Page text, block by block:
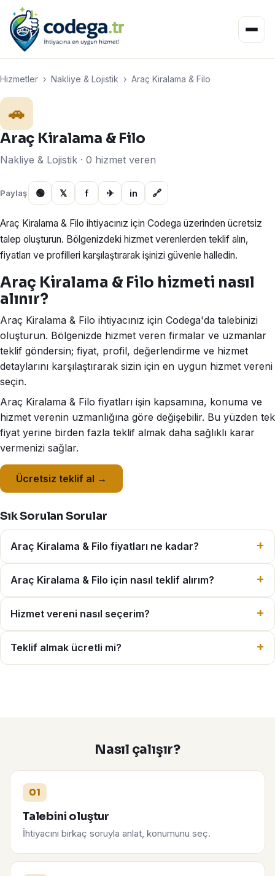
Hizmetler › Nakliye & Lojistik › Araç Kiralama & Filo
🚗
Araç Kiralama & Filo
Nakliye & Lojistik · 0 hizmet veren
Paylaş 🟢 𝕏 f ✈ in 🔗
Araç Kiralama & Filo ihtiyacınız için Codega üzerinden ücretsiz
talep oluşturun. Bölgenizdeki hizmet verenlerden teklif alın,
fiyatları ve profilleri karşılaştırarak işinizi güvenle halledin.
Araç Kiralama & Filo hizmeti nasıl
alınır?
Araç Kiralama & Filo ihtiyacınız için Codega'da talebinizi
oluşturun. Bölgenizde hizmet veren firmalar ve uzmanlar
teklif göndersin; fiyat, profil, değerlendirme ve hizmet
detaylarını karşılaştırarak sizin için en uygun hizmet vereni
seçin.
Araç Kiralama & Filo fiyatları işin kapsamına, konuma ve
hizmet verenin uzmanlığına göre değişebilir. Bu yüzden tek
fiyat yerine birden fazla teklif almak daha sağlıklı karar
vermenizi sağlar.
Ücretsiz teklif al →
Sık Sorulan Sorular
Araç Kiralama & Filo fiyatları ne kadar?
Araç Kiralama & Filo için nasıl teklif alırım?
Hizmet vereni nasıl seçerim?
Teklif almak ücretli mi?
Nasıl çalışır?
01
Talebini oluştur
İhtiyacını birkaç soruyla anlat, konumunu seç.